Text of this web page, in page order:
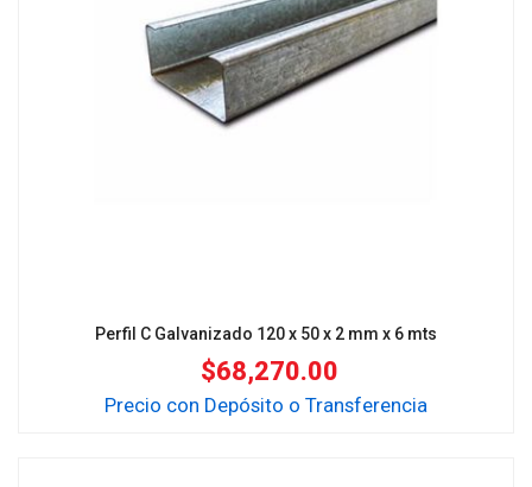
Perfil C Galvanizado 120 x 50 x 2 mm x 6 mts
$68,270.00
Precio con Depósito o Transferencia